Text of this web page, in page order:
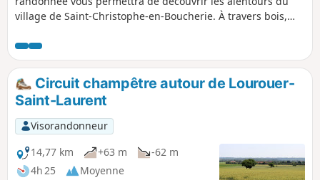
village de Saint-Christophe-en-Boucherie. À travers bois,
paysages divers et variés.
Circuit champêtre autour de Lourouer-
Saint-Laurent
Visorandonneur
14,77 km
+63 m
-62 m
4h 25
Moyenne